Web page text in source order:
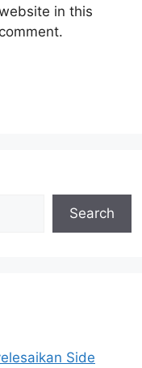
in this
Search
Side